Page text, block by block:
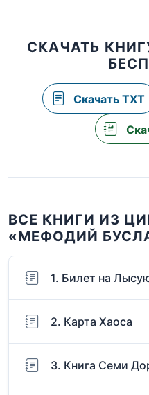
СКАЧАТЬ
Скачать TXT
ВСЕ КНИГИ ИЗ
«МЕФОДИЙ
1. Билет на
2. Карта Хаоса
3. Книга Семи